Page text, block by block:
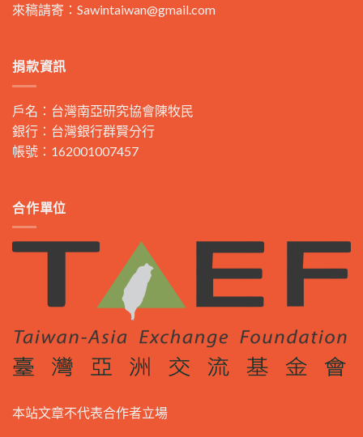
來稿請寄： Sawintaiwan@gmail.com
捐款資訊
戶名：台灣南亞研究協會陳牧民
銀行：台灣銀行群賢分行
帳號：162001007457
合作單位
本站文章不代表合作者立場